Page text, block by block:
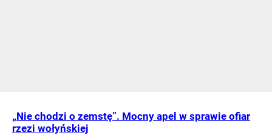
„Nie chodzi o zemstę”. Mocny apel w sprawie ofiar
rzezi wołyńskiej